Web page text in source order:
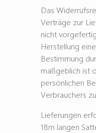
Das
Verträge zur
nicht
Herstellung
Bestimmung
maßgeblich ist
persönlichen
Verbrauchers
Lieferungen
18m langen